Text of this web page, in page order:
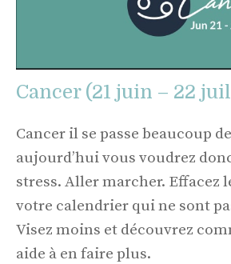
Cancer (21 juin – 22
Cancer il se passe beaucoup
aujourd’hui vous voudrez
stress. Aller marcher. Effacez
votre calendrier qui ne sont
Visez moins et découvrez
aide à en faire plus.